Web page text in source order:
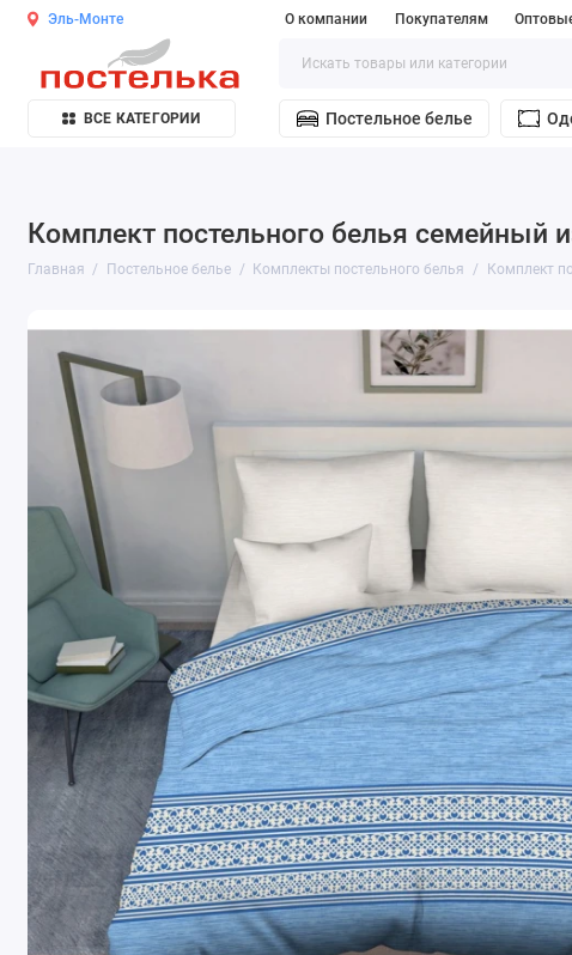
Эль-Монте О компании Покупателям
ВСЕ КАТЕГОРИИ Постельное белье
Комплект постельного белья семейный
Главная Постельное белье Комплекты постельного белья Комплект